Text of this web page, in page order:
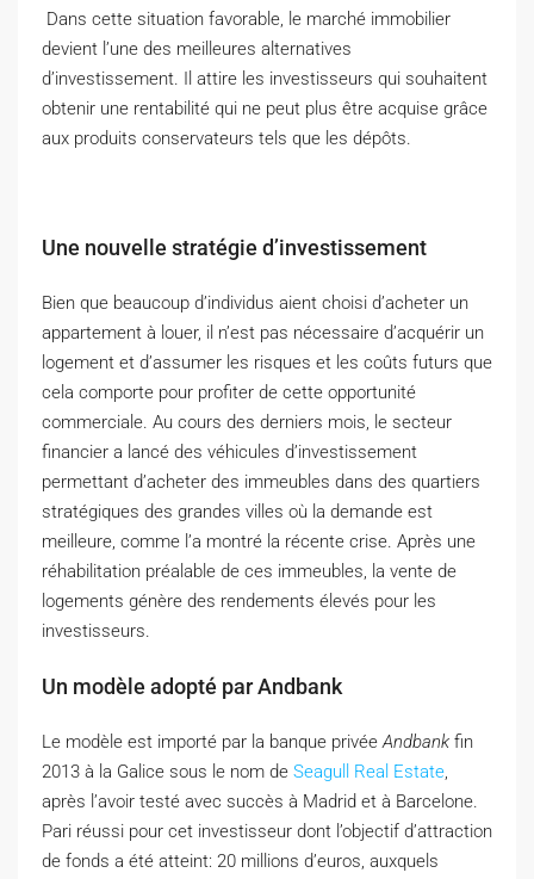
Dans cette situation favorable, le marché immobilier
devient l’une des meilleures alternatives
d’investissement. Il attire les investisseurs qui souhaitent
obtenir une rentabilité qui ne peut plus être acquise grâce
aux produits conservateurs tels que les dépôts.
Une nouvelle stratégie d’investissement
Bien que beaucoup d’individus aient choisi d’acheter un
appartement à louer, il n’est pas nécessaire d’acquérir un
logement et d’assumer les risques et les coûts futurs que
cela comporte pour profiter de cette opportunité
commerciale. Au cours des derniers mois, le secteur
financier a lancé des véhicules d’investissement
permettant d’acheter des immeubles dans des quartiers
stratégiques des grandes villes où la demande est
meilleure, comme l’a montré la récente crise. Après une
réhabilitation préalable de ces immeubles, la vente de
logements génère des rendements élevés pour les
investisseurs.
Un modèle adopté par Andbank
Le modèle est importé par la banque privéeAndbank fin
2013 à la Galice sous le nom de Seagull Real Estate,
après l’avoir testé avec succès à Madrid et à Barcelone.
Pari réussi pour cet investisseur dont l’objectif d’attraction
de fonds a été atteint: 20 millions d’euros, auxquels